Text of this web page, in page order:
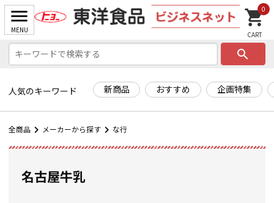
search
人気のキーワード 新商品 おすすめ 企画特集
0
全商品 メーカーから探す な行
名古屋牛乳